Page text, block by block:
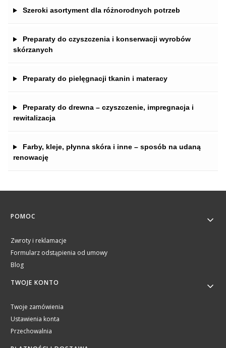
Szeroki asortyment dla różnorodnych potrzeb
Preparaty do czyszczenia i konserwacji wyrobów
skórzanych
Preparaty do pielęgnacji tkanin i materacy
Preparaty do drewna – czyszczenie, impregnacja i
rewitalizacja
Farby, kleje, płynna skóra i inne – sposób na udaną
renowację
Linki w stopce
POMOC
Zwroty i reklamacje
Formularz odstąpienia od umowy
Blog
TWOJE KONTO
Twoje zamówienia
Ustawienia konta
Przechowalnia